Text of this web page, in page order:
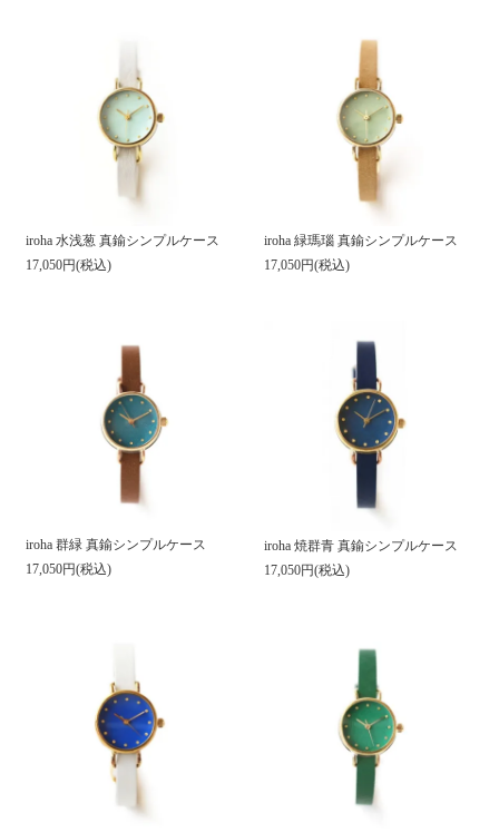
iroha 水浅葱 真鍮シンプルケース
17,050円(税込)
iroha 緑瑪瑙 真鍮シンプルケース
17,050円(税込)
iroha 群緑 真鍮シンプルケース
17,050円(税込)
iroha 焼群青 真鍮シンプルケース
17,050円(税込)